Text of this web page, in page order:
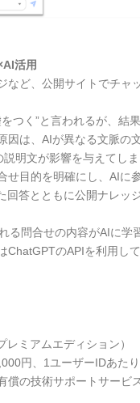
活用
など、公開サイトでチャ
つく”と言われるが、結
因は、AIが異なる文脈の
説明文が影響を与えてし
せ目的を明確にし、AIに
回答とともに公開ナレッ
る問合せの内容がAIに学
ChatGPTのAPIを利用し
レミアムエディション）
円、1ユーザーIDあた
償の技術サポートサービ